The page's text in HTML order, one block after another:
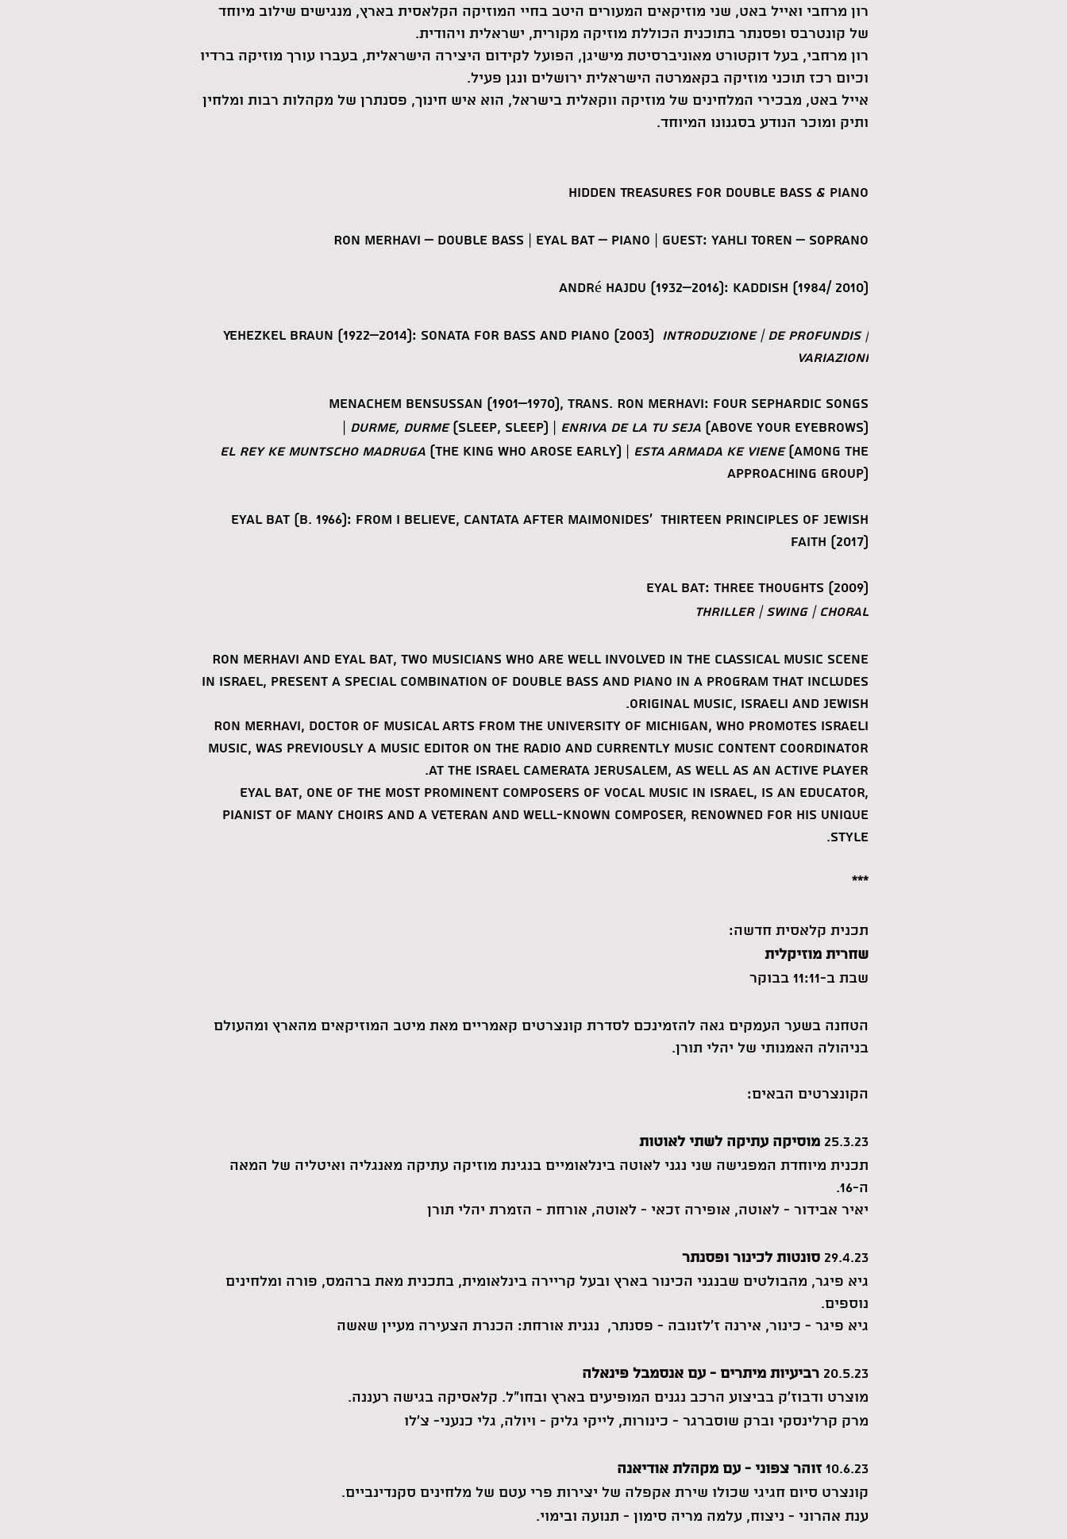
רון מרחבי ואייל באט, שני מוזיקאים המעורים היטב בחיי המוזיקה הקלאסית בארץ, מנגישים שילוב מיוחד
של קונטרבס ופסנתר בתוכנית הכוללת מוזיקה מקורית, ישראלית ויהודית.
רון מרחבי, בעל דוקטורט מאוניברסיטת מישיגן, הפועל לקידום היצירה הישראלית, בעברו עורך מוזיקה ברדיו
וכיום רכז תוכני מוזיקה בקאמרטה הישראלית ירושלים ונגן פעיל.
אייל באט, מבכירי המלחינים של מוזיקה ווקאלית בישראל, הוא איש חינוך, פסנתרן של מקהלות רבות ומלחין
ותיק ומוכר הנודע בסגנונו המיוחד.
Hidden Treasures for Double Bass & Piano
Ron Merhavi – Double Bass | Eyal Bat – Piano | Guest: Yahli Toren – Soprano
André Hajdu (1932–2016): Kaddish (1984/ 2010)
Yehezkel Braun (1922–2014): Sonata for Bass and Piano (2003) Introduzione | De Profundis |
Variazioni
Menachem Bensussan (1901–1970), trans. Ron Merhavi: Four Sephardic Songs
Durme, Durme(Sleep, sleep) | Enriva De La Tu Seja(Above your eyebrows) |
El Rey ke Muntscho Madruga(The King who arose early) | Esta Armada Ke Viene(Among the
approaching group)
Eyal Bat (b. 1966): from I Believe, Cantata after Maimonides' Thirteen Principles of Jewish
Faith (2017)
Eyal Bat: Three Thoughts (2009)
Thriller | Swing | Choral
Ron Merhavi and Eyal Bat, two musicians who are well involved in the classical music scene
in Israel, present a special combination of Double Bass and Piano in a program that includes
original music, Israeli and Jewish.
Ron Merhavi, Doctor of Musical Arts from the University of Michigan, who promotes Israeli
music, was previously a music editor on the radio and currently music content coordinator
at the Israel Camerata Jerusalem, as well as an active player.
Eyal Bat, one of the most prominent composers of vocal music in Israel, is an educator,
pianist of many choirs and a veteran and well-known composer, renowned for his unique
style.
***
תכנית קלאסית חדשה:
שחרית מוזיקלית
שבת ב-11:11 בבוקר
הטחנה בשער העמקים גאה להזמינכם לסדרת קונצרטים קאמריים מאת מיטב המוזיקאים מהארץ ומהעולם
בניהולה האמנותי של יהלי תורן.
הקונצרטים הבאים:
25.3.23 מוסיקה עתיקה לשתי לאוטות
תכנית מיוחדת המפגישה שני נגני לאוטה בינלאומיים בנגינת מוזיקה עתיקה מאנגליה ואיטליה של המאה
ה-16.
יאיר אבידור - לאוטה, אופירה זכאי - לאוטה, אורחת - הזמרת יהלי תורן
29.4.23 סונטות לכינור ופסנתר
גיא פיגר, מהבולטים שבנגני הכינור בארץ ובעל קריירה בינלאומית, בתכנית מאת ברהמס, פורה ומלחינים
נוספים.
גיא פיגר - כינור, אירנה ז'לזנובה - פסנתר, נגנית אורחת: הכנרת הצעירה מעיין שאשה
20.5.23 רביעיות מיתרים - עם אנסמבל פינאלה
מוצרט ודבוז'ק בביצוע הרכב נגנים המופיעים בארץ ובחו"ל. קלאסיקה בגישה רעננה.
מרק קרלינסקי וברק שוסברגר - כינורות, לייקי גליק - ויולה, גלי כנעני- צ'לו
10.6.23 זוהר צפוני - עם מקהלת אודיאנה
קונצרט סיום חגיגי שכולו שירת אקפלה של יצירות פרי עטם של מלחינים סקנדינביים.
ענת אהרוני - ניצוח, עלמה מריה סימון - תנועה ובימוי.